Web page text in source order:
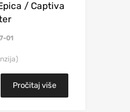
/ Captiva
01
Pročitaj više